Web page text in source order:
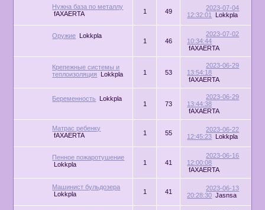
Нужна база по металлу
fAXAERTA
1 49
2023-07-04
12:32:01
Lokkpla
Оружие Lokkpla
1 46
2023-07-02
10:34:44
fAXAERTA
Крепежные системы и
теплоизоляция
Lokkpla 1 53
2023-06-29
13:54:18
fAXAERTA
Беременность Lokkpla
1 73
2023-06-29
13:44:38
fAXAERTA
Матрас ребенку
fAXAERTA
1 55
2023-06-22
12:45:23
Lokkpla
Пенное пожаротушение
Lokkpla
1 41
2023-06-16
12:00:08
fAXAERTA
Машинист бульдозера
Lokkpla
1 41
2023-06-13
20:28:30 Jasnsa